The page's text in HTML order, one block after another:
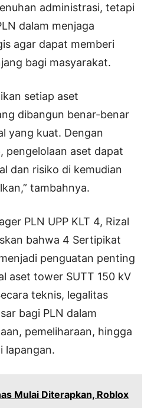
administrasi, tetapi
dalam menjaga
agar dapat memberi
bagi masyarakat.
setiap aset
dibangun benar-benar
yang kuat. Dengan
pengelolaan aset dapat
dan risiko di kemudian
tambahnya.
PLN UPP KLT 4, Rizal
bahwa 4 Sertipikat
penguatan penting
aset tower SUTT 150 kV
teknis, legalitas
bagi PLN dalam
pemeliharaan, hingga
lapangan.
Mulai Diterapkan, Roblox